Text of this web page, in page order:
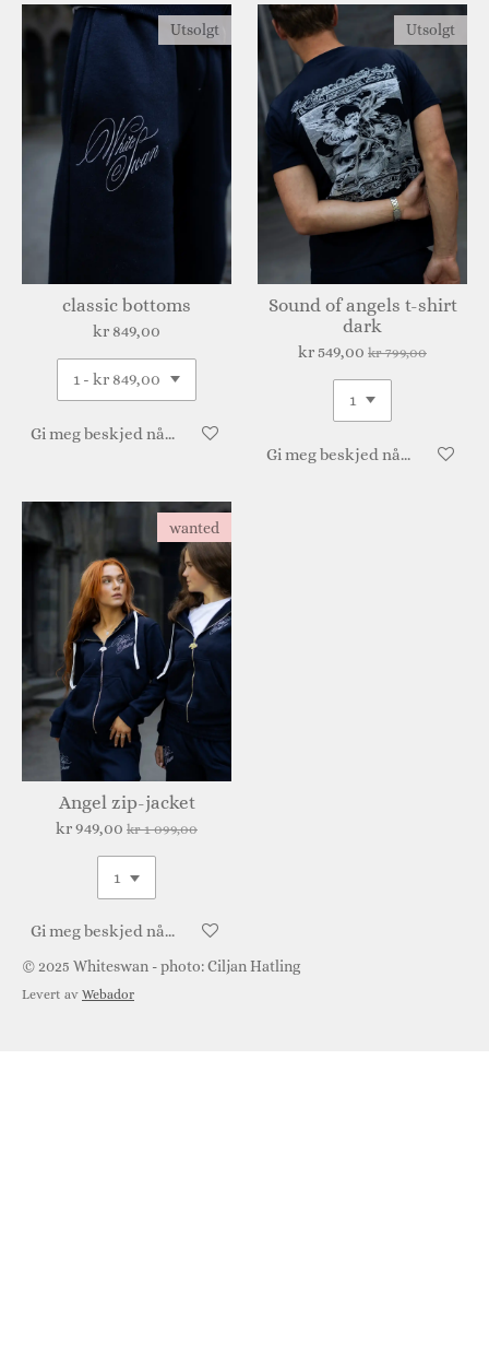
Utsolgt
classic bottoms
kr 849,00
Gi meg beskjed når tilgjengelig
Utsolgt
Sound of angels t-shirt
dark
kr 549,00 kr 799,00
Gi meg beskjed når
wanted
Angel zip-jacket
kr 949,00 kr 1 099,00
Gi meg beskjed når tilgjengelig
© 2025 Whiteswan - photo: Ciljan Hatling
Levert av Webador